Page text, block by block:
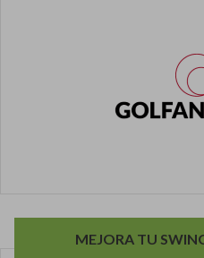
MEJORA TU